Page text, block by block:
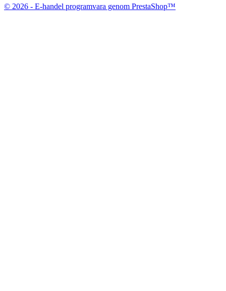
© 2026 - E-handel programvara genom PrestaShop™